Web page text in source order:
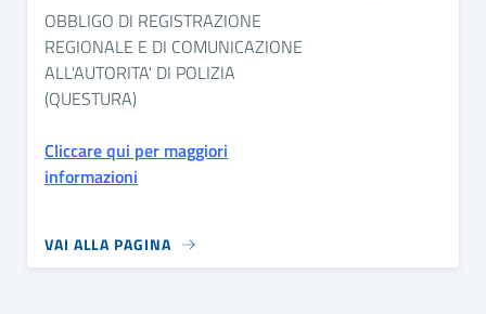
OBBLIGO DI REGISTRAZIONE
REGIONALE E DI COMUNICAZIONE
ALL'AUTORITA' DI POLIZIA
(QUESTURA)
Cliccare qui per maggiori
informazioni
VAI ALLA PAGINA